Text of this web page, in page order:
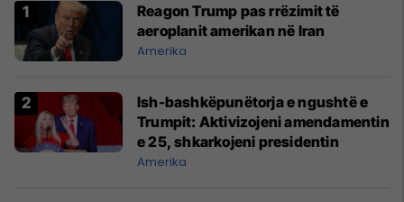
Reagon Trump pas rrëzimit të
aeroplanit amerikan në Iran
Amerika
Ish-bashkëpunëtorja e ngushtë e
Trumpit: Aktivizojeni amendamentin
e 25, shkarkojeni presidentin
Amerika